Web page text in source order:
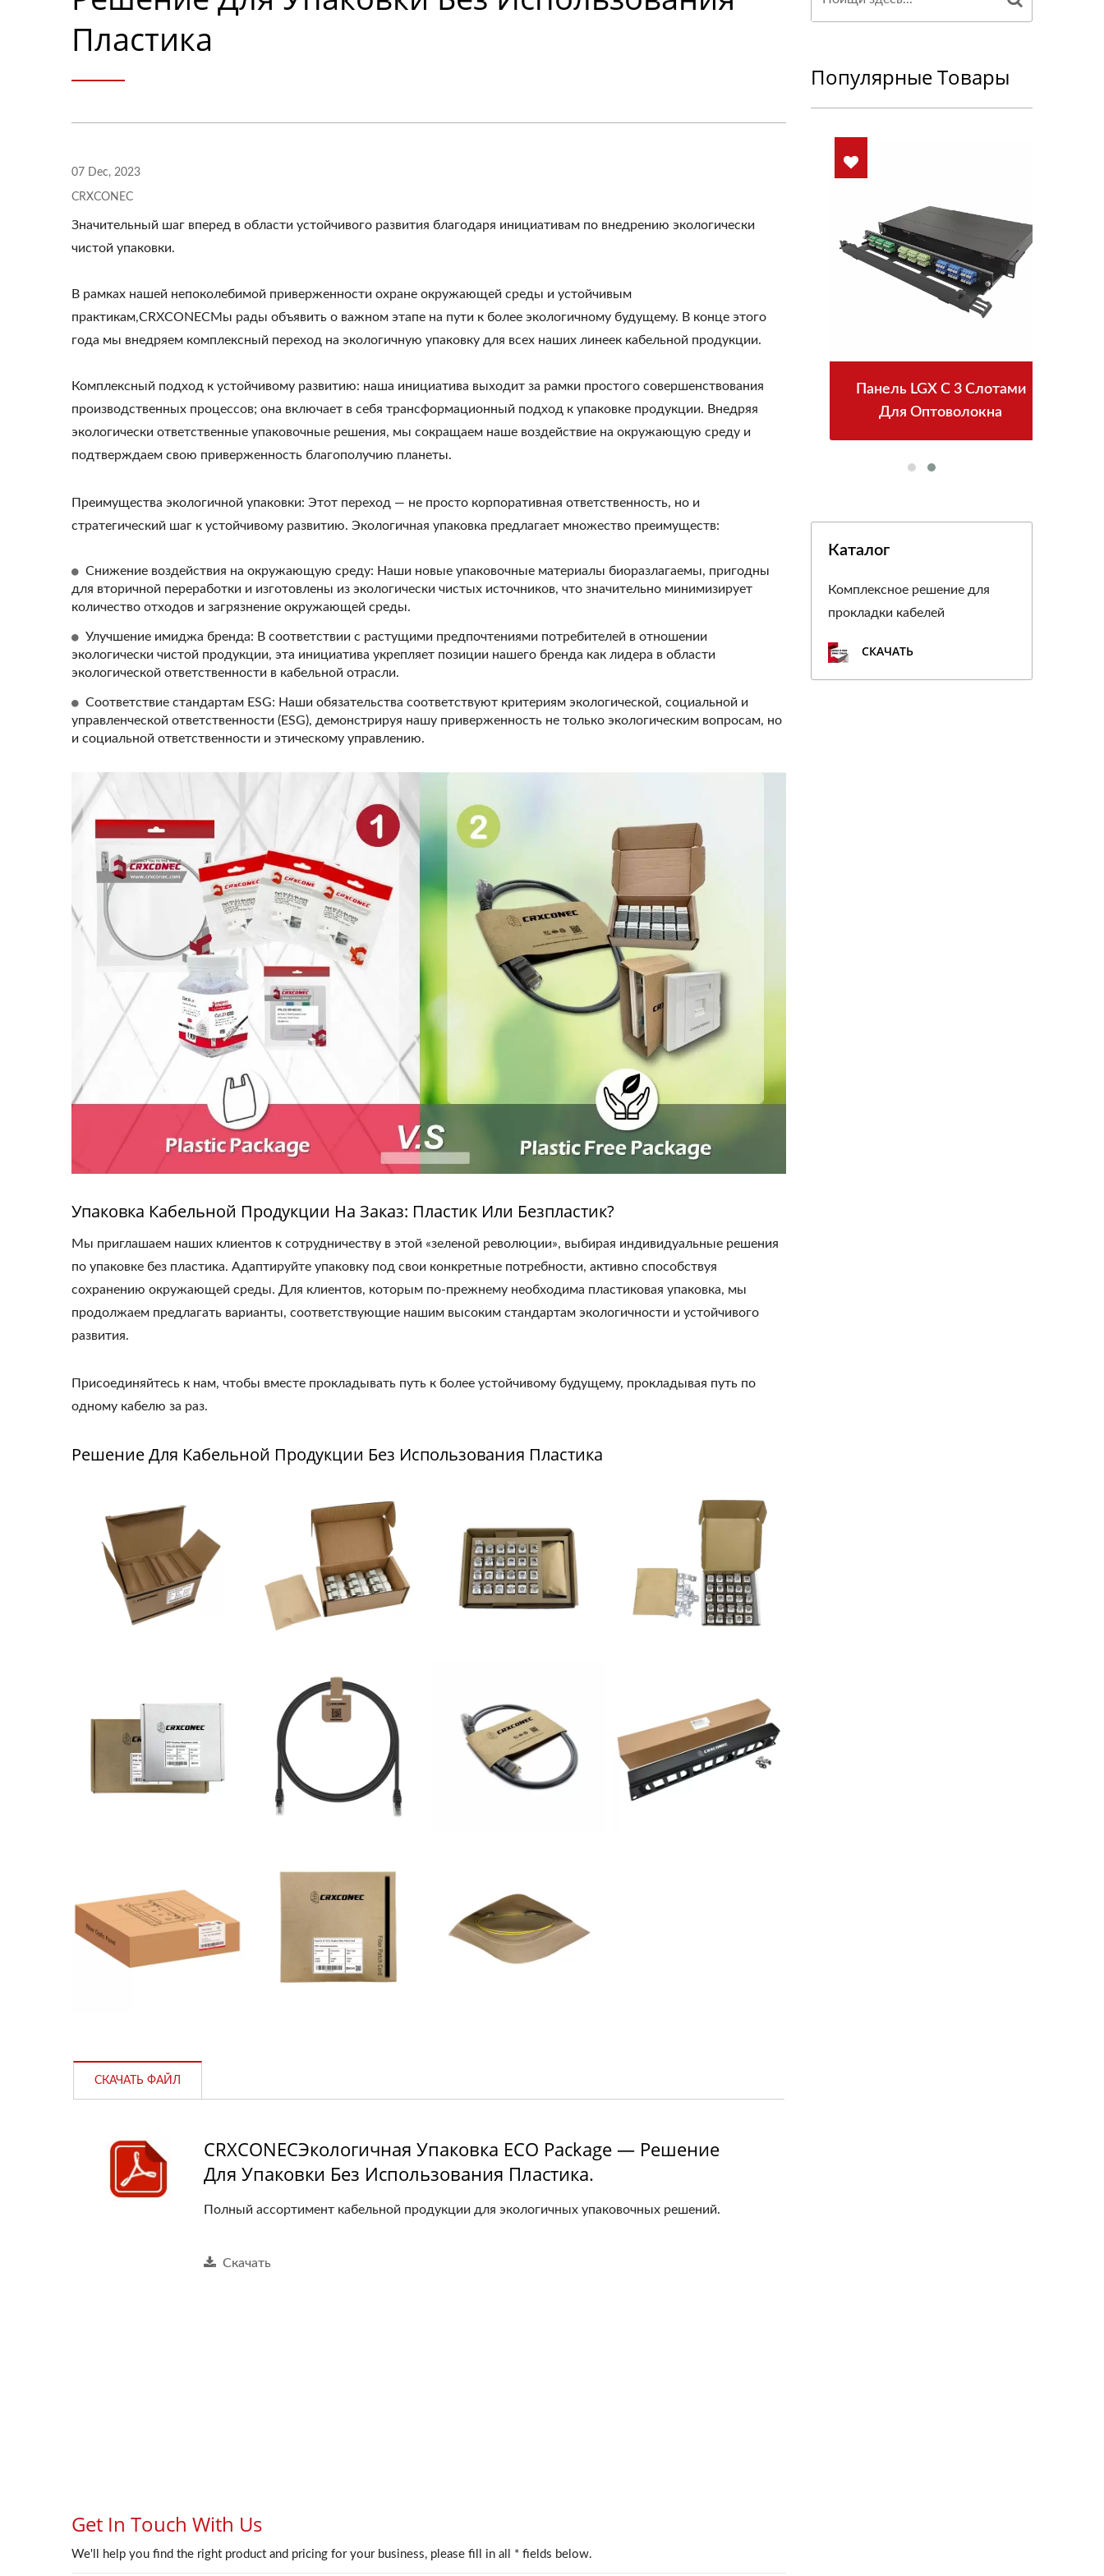
Пластика
07 Dec, 2023
CRXCONEC
Значительный шаг вперед в области устойчивого развития благодаря инициативам по внедрению экологически
чистой упаковки.
В рамках нашей непоколебимой приверженности охране окружающей среды и устойчивым
практикам,CRXCONECМы рады объявить о важном этапе на пути к более экологичному будущему. В конце этого
года мы внедряем комплексный переход на экологичную упаковку для всех наших линеек кабельной продукции.
Комплексный подход к устойчивому развитию: наша инициатива выходит за рамки простого совершенствования
производственных процессов; она включает в себя трансформационный подход к упаковке продукции. Внедряя
экологически ответственные упаковочные решения, мы сокращаем наше воздействие на окружающую среду и
подтверждаем свою приверженность благополучию планеты.
Преимущества экологичной упаковки: Этот переход — не просто корпоративная ответственность, но и
стратегический шаг к устойчивому развитию. Экологичная упаковка предлагает множество преимуществ:
Снижение воздействия на окружающую среду: Наши новые упаковочные материалы биоразлагаемы, пригодны
для вторичной переработки и изготовлены из экологически чистых источников, что значительно минимизирует
количество отходов и загрязнение окружающей среды.
Улучшение имиджа бренда: В соответствии с растущими предпочтениями потребителей в отношении
экологически чистой продукции, эта инициатива укрепляет позиции нашего бренда как лидера в области
экологической ответственности в кабельной отрасли.
Соответствие стандартам ESG: Наши обязательства соответствуют критериям экологической, социальной и
управленческой ответственности (ESG), демонстрируя нашу приверженность не только экологическим вопросам, но
и социальной ответственности и этическому управлению.
Упаковка Кабельной Продукции На Заказ: Пластик Или Безпластик?
Мы приглашаем наших клиентов к сотрудничеству в этой «зеленой революции», выбирая индивидуальные решения
по упаковке без пластика. Адаптируйте упаковку под свои конкретные потребности, активно способствуя
сохранению окружающей среды. Для клиентов, которым по-прежнему необходима пластиковая упаковка, мы
продолжаем предлагать варианты, соответствующие нашим высоким стандартам экологичности и устойчивого
развития.
Присоединяйтесь к нам, чтобы вместе прокладывать путь к более устойчивому будущему, прокладывая путь по
одному кабелю за раз.
Решение Для Кабельной Продукции Без Использования Пластика
СКАЧАТЬ ФАЙЛ
CRXCONECЭкологичная Упаковка ECO Package — Решение
Для Упаковки Без Использования Пластика.
Полный ассортимент кабельной продукции для экологичных упаковочных решений.
Скачать
Популярные Товары
4PPoE Keystone Jack
Панель LGX С 3 Слотами
Для Оптоволокна
4PPoE Keystone Jack
Панель LGX С 3 Слотами
Для Оптоволокна
Каталог
Комплексное решение для
прокладки кабелей
СКАЧАТЬ